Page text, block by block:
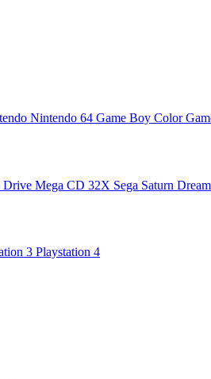
Nintendo 64 Game Boy Color
Drive Mega CD 32X Sega Saturn
3 Playstation 4